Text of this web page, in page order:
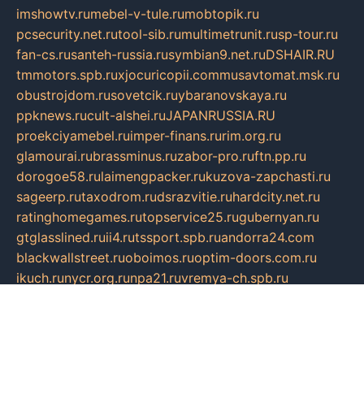
imshowtv.rumebel-v-tule.rumobtopik.ru
pcsecurity.net.rutool-sib.rumultimetrunit.rusp-tour.ru
fan-cs.rusanteh-russia.rusymbian9.net.ruDSHAIR.RU
tmmotors.spb.ruxjocuricopii.commusavtomat.msk.ru
obustrojdom.rusovetcik.ruybaranovskaya.ru
ppknews.rucult-alshei.ruJAPANRUSSIA.RU
proekciyamebel.ruimper-finans.rurim.org.ru
glamourai.rubrassminus.ruzabor-pro.ruftn.pp.ru
dorogoe58.rulaimengpacker.rukuzova-zapchasti.ru
sageerp.rutaxodrom.rudsrazvitie.ruhardcity.net.ru
ratinghomegames.rutopservice25.rugubernyan.ru
gtglasslined.ruii4.rutssport.spb.ruandorra24.com
blackwallstreet.ruoboimos.ruoptim-doors.com.ru
ikuch.runycr.org.runpa21.ruvremya-ch.spb.ru